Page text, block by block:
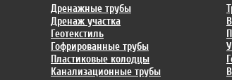
Дренажные трубы
Дренаж участка
Геотекстиль
Гофрированные трубы
Пластиковые колодцы
Канализационные трубы